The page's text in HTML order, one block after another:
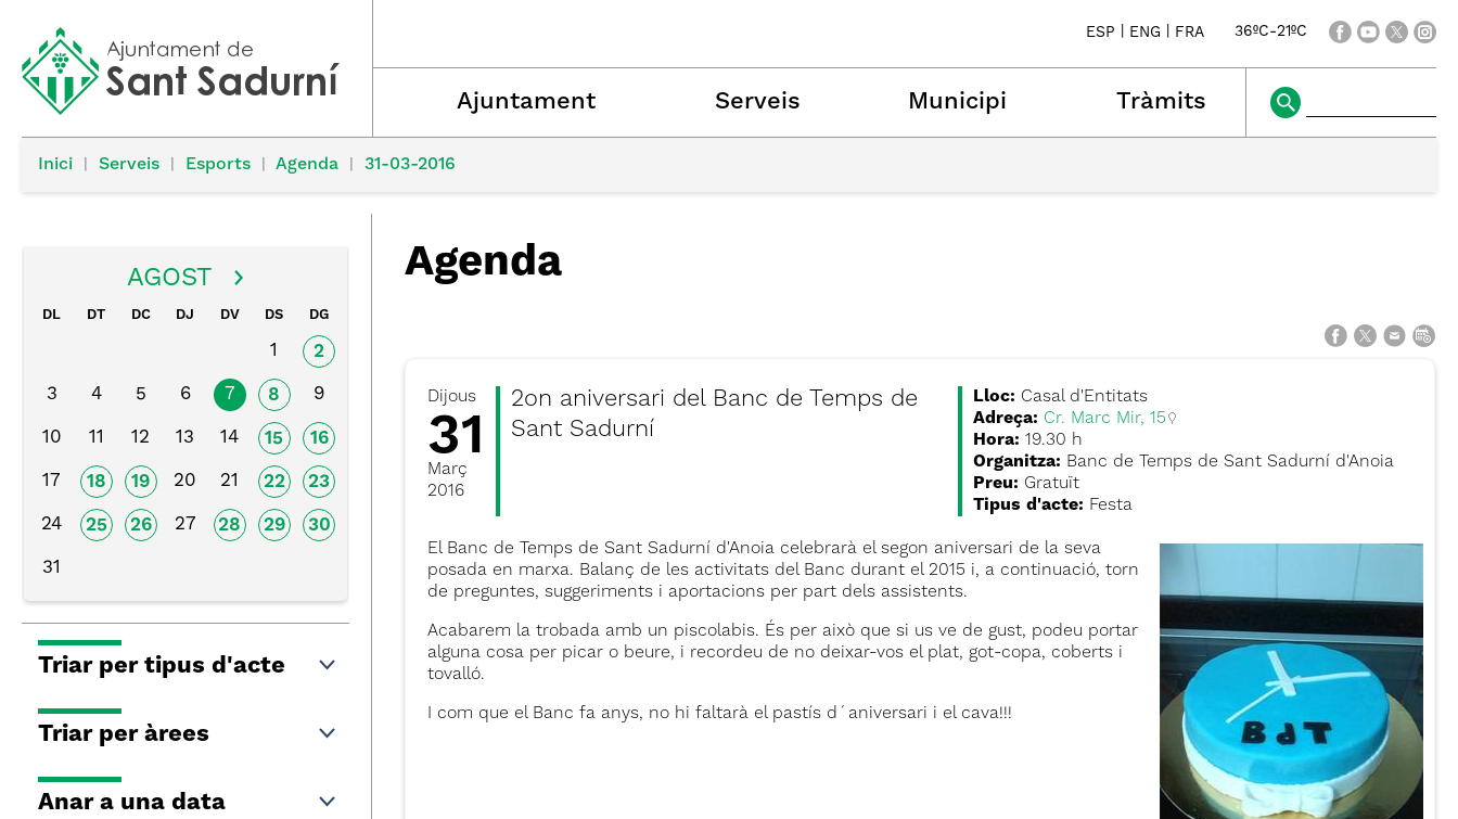
ESP ENG FRA 36ºC-21ºC
Ajuntament Serveis Municipi Tràmits
Inici Serveis Esports Agenda 31-03-2016
AGOST
DL DT DC DJ DV DS DG
1 2
3 4 5 6 7 8 9
10 11 12 13 14 15 16
17 18 19 20 21 22 23
24 25 26 27 28 29 30
31
Triar per tipus d'acte
Triar per àrees
Anar a una data
Agenda
Dijous
31
Març
2016
2on aniversari del Banc de Temps de
Sant Sadurní
Lloc: Casal d'Entitats
Adreça: Cr. Marc Mir, 15
Hora: 19.30 h
Organitza: Banc de Temps de Sant Sadurní d'Anoia
Preu: Gratuït
Tipus d'acte: Festa
El Banc de Temps de Sant Sadurní d'Anoia celebrarà el segon aniversari de la seva
posada en marxa. Balanç de les activitats del Banc durant el 2015 i, a continuació, torn
de preguntes, suggeriments i aportacions per part dels assistents.
Acabarem la trobada amb un piscolabis. És per això que si us ve de gust, podeu portar
alguna cosa per picar o beure, i recordeu de no deixar-vos el plat, got-copa, coberts i
tovalló.
I com que el Banc fa anys, no hi faltarà el pastís d´aniversari i el cava!!!